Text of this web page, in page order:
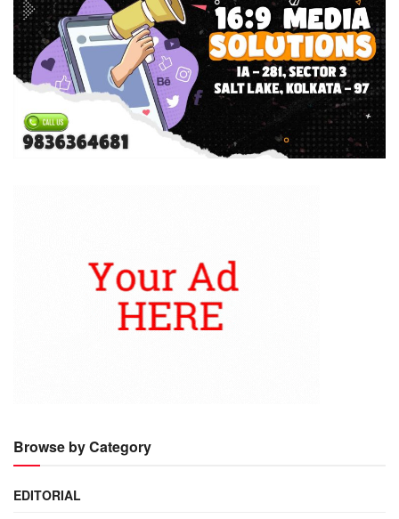
Browse by Category
EDITORIAL